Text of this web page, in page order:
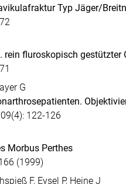
Typ Jäger/
rein fluroskopisch
G
122-126
Morbus Perthes
(1999)
F, Eysel P, Heine J